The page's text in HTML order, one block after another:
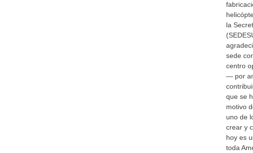
la
sede
centro
— por
que se
motivo
uno de
crear y
hoy es
toda